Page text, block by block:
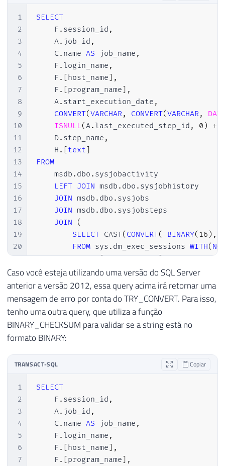
1
2
3
4
5
6
7
8
9
10
11
12
13
14
15
16
17
18
19
20
21
22
23
25
27
28
29
30
SELECT
    F
. session_id ,
    A
. job_id ,
    C
. name AS job_name ,
    F
. login_name ,
    F
. [host_name] ,
    F
. [program_name] ,
    A
. start_execution_date ,
CONVERT(VARCHAR, CONVERT(VARCHAR,
ISNULL(A. last_executed_step_id , 0 ) +
    D
. step_name ,
    H
. [text]
FROM
    msdb
. dbo . sysjobactivity
LEFT JOIN msdb . dbo . sysjobhistory
JOIN msdb . dbo . sysjobs
JOIN msdb . dbo . sysjobsteps
JOIN
(
SELECT CAST( CONVERT( BINARY( 16 ) ,
FROM sys . dm_exec_sessions WITH(
WHERE [program_name] LIKE
GROUP BY CAST(CONVERT( BINARY
)
sys . dm_exec_sessions
LEFT
JOIN .
OUTER
APPLY dm_exec_sql_text
WHERE
    A
.session_id
AND A.start_execution_date IS NOT
AND
stop_execution_date IS NULL
Caso você esteja utilizando uma versão do SQL Server
anterior a versão 2012, essa query acima irá retornar uma
mensagem de erro por conta do TRY_CONVERT. Para isso,
tenho uma outra query, que utiliza a função
BINARY_CHECKSUM para validar se a string está no
formato BINARY:
TRANSACT-SQL Copiar
1
2
3
4
5
6
7
SELECT
    F
. session_id ,
    A
. job_id ,
    C
. name AS job_name ,
    F
. login_name ,
    F
. [host_name] ,
    F
. [program_name] ,